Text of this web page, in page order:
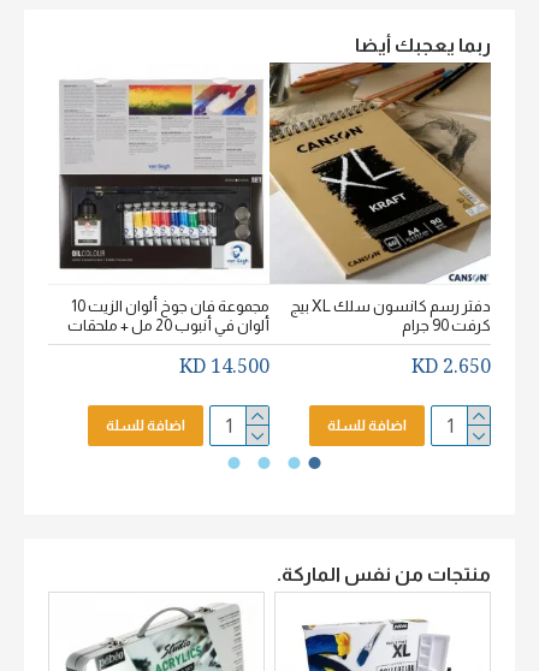
ربما يعجبك أيضا
دفتر رسم كانسون سلك XL بيج
كرفت 90 جرام
2.650 KD
اضافة للسلة
مجموعة فان جوخ ألوان الزيت 10
ألوان في أنبوب 20 مل + ملحقات
14.500 KD
اضافة للسلة
منتجات من نفس الماركة.